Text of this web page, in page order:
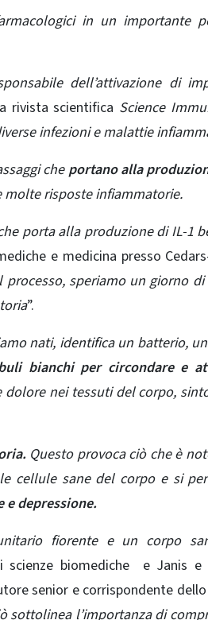
in un importante
dell’attivazione di
rivista scientifica Science
infezioni e malattie
che portano alla
risposte infiammatorie.
porta alla produzione di IL-1
e medicina presso
processo, speriamo un giorno
”.
nati, identifica un batterio,
bianchi per circondare e
dolore nei tessuti del corpo,
Questo provoca ciò che è
cellule sane del corpo e si
e depressione.
fiorente e un corpo
biomediche e Janis e
senior e corrispondente
sottolinea l’importanza di